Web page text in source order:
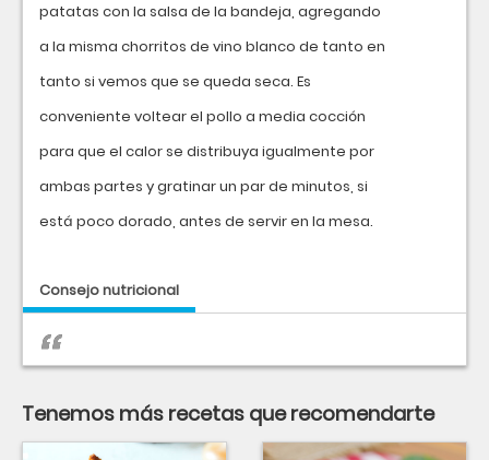
patatas con la salsa de la bandeja, agregando
a la misma chorritos de vino blanco de tanto en
tanto si vemos que se queda seca. Es
conveniente voltear el pollo a media cocción
para que el calor se distribuya igualmente por
ambas partes y gratinar un par de minutos, si
está poco dorado, antes de servir en la mesa.
Consejo nutricional
Tenemos más recetas que recomendarte